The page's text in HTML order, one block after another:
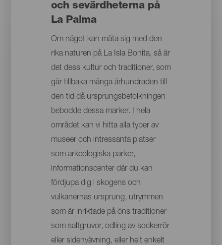
och sevärdheterna på
La Palma
Om något kan mäta sig med den
rika naturen på La Isla Bonita, så är
det dess kultur och traditioner, som
går tillbaka många århundraden till
den tid då ursprungsbefolkningen
bebodde dessa marker. I hela
området kan vi hitta alla typer av
museer och intressanta platser
som arkeologiska parker,
informationscenter där du kan
fördjupa dig i skogens och
vulkanernas ursprung, utrymmen
som är inriktade på öns traditioner
som saltgruvor, odling av sockerrör
eller sidenvävning, eller helt enkelt